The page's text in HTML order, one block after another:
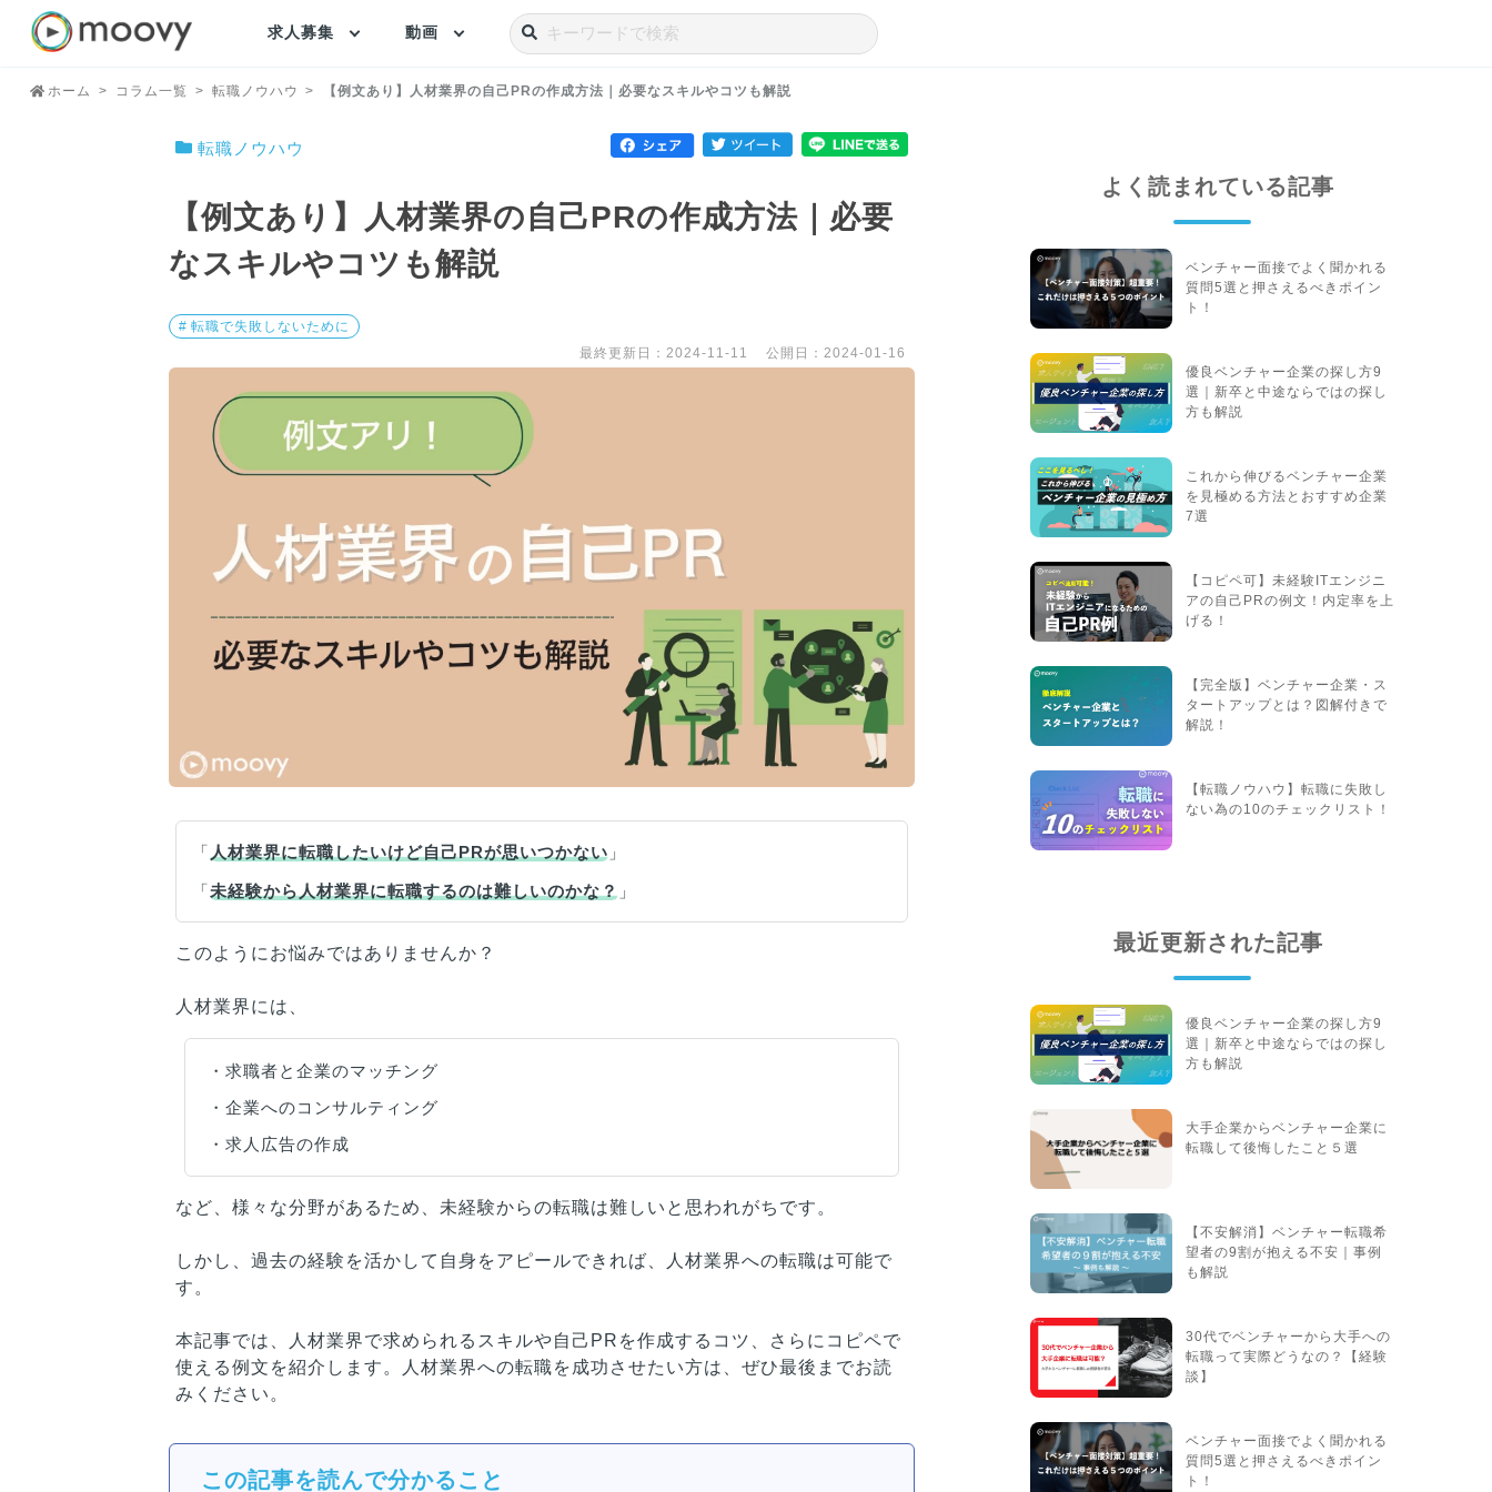
求人募集 動画
ホーム コラム一覧 転職ノウハウ 【例文あり】人材業界の自己PRの作成方法｜必要なスキルやコツも解説
転職ノウハウ
【例文あり】人材業界の自己PRの作成方法｜必要
なスキルやコツも解説
# 転職で失敗しないために
最終更新日：2024-11-11
公開日：2024-01-16
「 人材業界に転職したいけど自己PRが思いつかない 」
「未経験から人材業界に転職するのは難しいのかな？ 」
このようにお悩みではありませんか？
人材業界には、
・求職者と企業のマッチング
・企業へのコンサルティング
・求人広告の作成
など、様々な分野があるため、未経験からの転職は難しいと思われがちです。
しかし、過去の経験を活かして自身をアピールできれば、人材業界への転職は可能で
す。
本記事では、人材業界で求められるスキルや自己PRを作成するコツ、さらにコピペで
使える例文を紹介します。人材業界への転職を成功させたい方は、ぜひ最後までお読
みください。
この記事を読んで分かること
よく読まれている記事
ベンチャー面接でよく聞かれる
質問5選と押さえるべきポイン
ト！
優良ベンチャー企業の探し方9
選｜新卒と中途ならではの探し
方も解説
これから伸びるベンチャー企業
を見極める方法とおすすめ企業
7選
【コピペ可】未経験ITエンジニ
アの自己PRの例文！内定率を上
げる！
【完全版】ベンチャー企業・ス
タートアップとは？図解付きで
解説！
【転職ノウハウ】転職に失敗し
ない為の10のチェックリスト！
最近更新された記事
優良ベンチャー企業の探し方9
選｜新卒と中途ならではの探し
方も解説
大手企業からベンチャー企業に
転職して後悔したこと５選
【不安解消】ベンチャー転職希
望者の9割が抱える不安｜事例
も解説
30代でベンチャーから大手への
転職って実際どうなの？【経験
談】
ベンチャー面接でよく聞かれる
質問5選と押さえるべきポイン
ト！